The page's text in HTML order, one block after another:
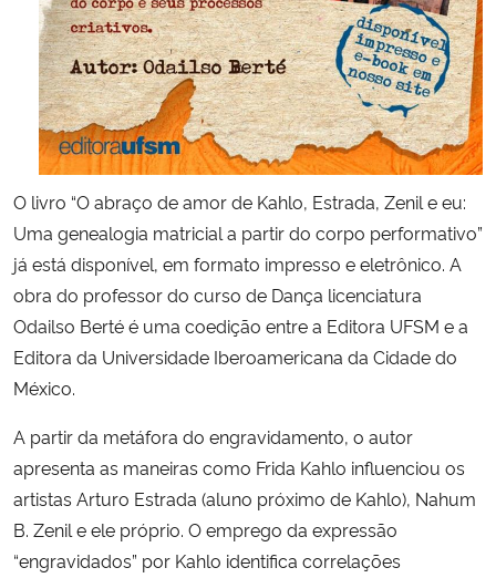
Secretaria-Geral
Secretaria de Governo
Gabinete de Segurança Institucional
Advocacia-Geral da União
Banco Central do Brasil
O livro “O abraço de amor de Kahlo, Estrada, Zenil e eu:
Uma genealogia matricial a partir do corpo performativo”
já está disponível, em formato impresso e eletrônico. A
obra do professor do curso de Dança licenciatura
Odailso Berté é uma coedição entre a Editora UFSM e a
Editora da Universidade Iberoamericana da Cidade do
México.
A partir da metáfora do engravidamento, o autor
apresenta as maneiras como Frida Kahlo influenciou os
artistas Arturo Estrada (aluno próximo de Kahlo), Nahum
B. Zenil e ele próprio. O emprego da expressão
“engravidados” por Kahlo identifica correlações